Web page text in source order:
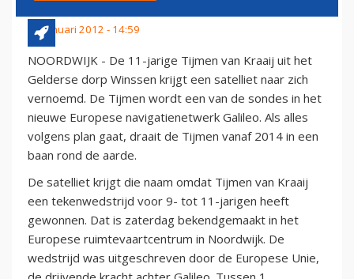
14 januari 2012 - 14:59
NOORDWIJK - De 11-jarige Tijmen van Kraaij uit het
Gelderse dorp Winssen krijgt een satelliet naar zich
vernoemd. De Tijmen wordt een van de sondes in het
nieuwe Europese navigatienetwerk Galileo. Als alles
volgens plan gaat, draait de Tijmen vanaf 2014 in een
baan rond de aarde.
De satelliet krijgt die naam omdat Tijmen van Kraaij
een tekenwedstrijd voor 9- tot 11-jarigen heeft
gewonnen. Dat is zaterdag bekendgemaakt in het
Europese ruimtevaartcentrum in Noordwijk. De
wedstrijd was uitgeschreven door de Europese Unie,